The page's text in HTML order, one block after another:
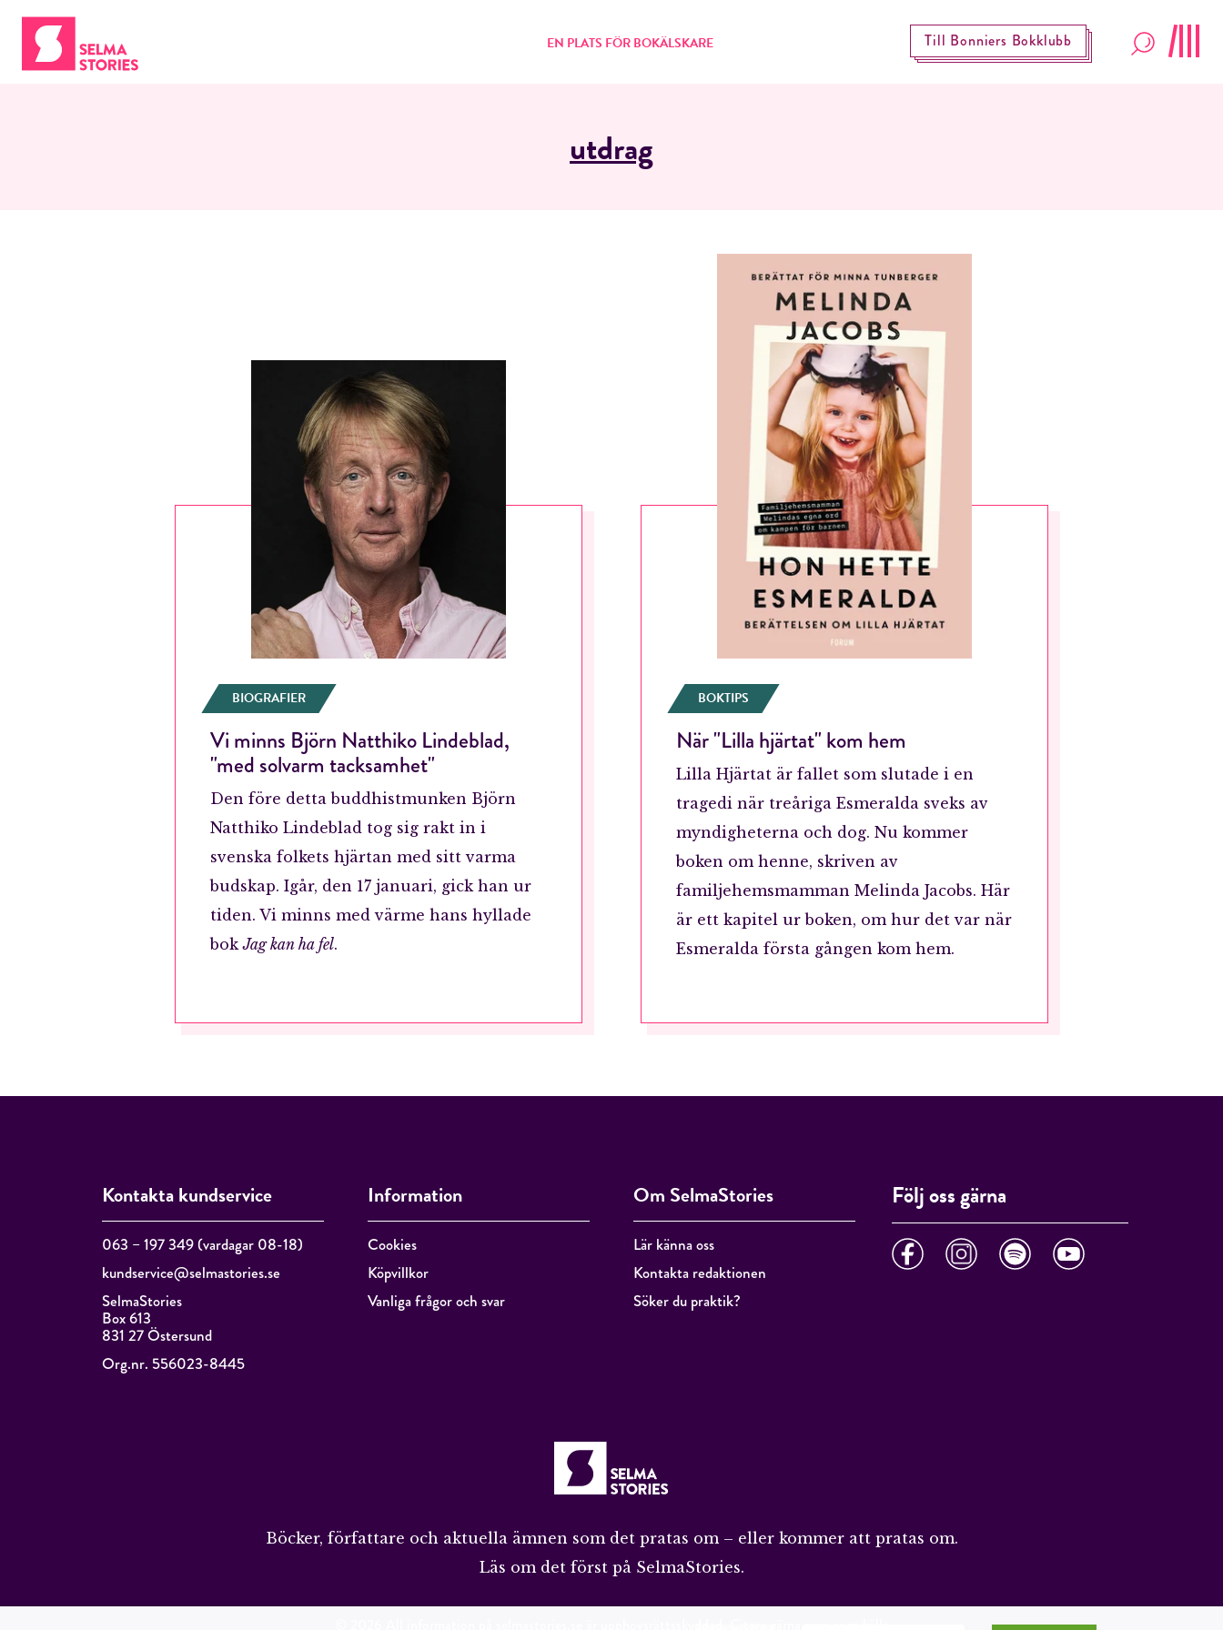
EN PLATS FÖR BOKÄLSKARE Till Bonniers Bokklubb
E-post*
Jag accepterar villkoren.
utdrag
BIOGRAFIER
Vi minns Björn Natthiko Lindeblad,
"med solvarm tacksamhet"
Den före detta buddhistmunken Björn
Natthiko Lindeblad tog sig rakt in i
svenska folkets hjärtan med sitt varma
budskap. Igår, den 17 januari, gick han ur
tiden. Vi minns med värme hans hyllade
bokJag kan ha fel.
BOKTIPS
När "Lilla hjärtat" kom hem
Lilla Hjärtat är fallet som slutade i en
tragedi när treåriga Esmeralda sveks av
myndigheterna och dog. Nu kommer
boken om henne, skriven av
familjehemsmamman Melinda Jacobs. Här
är ett kapitel ur boken, om hur det var när
Esmeralda första gången kom hem.
Kontakta kundservice
063 – 197 349 (vardagar 08-18)
kundservice@selmastories.se
SelmaStories
Box 613
831 27 Östersund
Org.nr. 556023-8445
Information
Cookies
Köpvillkor
Vanliga frågor och svar
Om SelmaStories
Lär känna oss
Kontakta redaktionen
Söker du praktik?
Följ oss gärna
Böcker, författare och aktuella ämnen som det pratas om – eller kommer att pratas om.
Läs om det först på SelmaStories.